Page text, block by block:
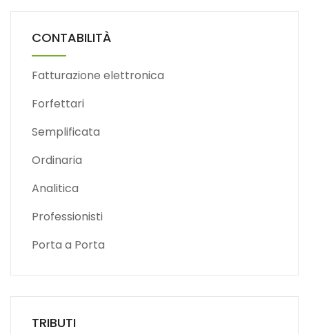
CONTABILITÀ
Fatturazione elettronica
Forfettari
Semplificata
Ordinaria
Analitica
Professionisti
Porta a Porta
TRIBUTI